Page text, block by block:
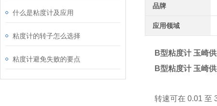
什么是粘度计及应用
粘度计的转子怎么选择
粘度计避免失败的要点
品牌
应用领域
B型粘度计 玉崎
B型粘度计 玉崎
转速可在 0.01 至